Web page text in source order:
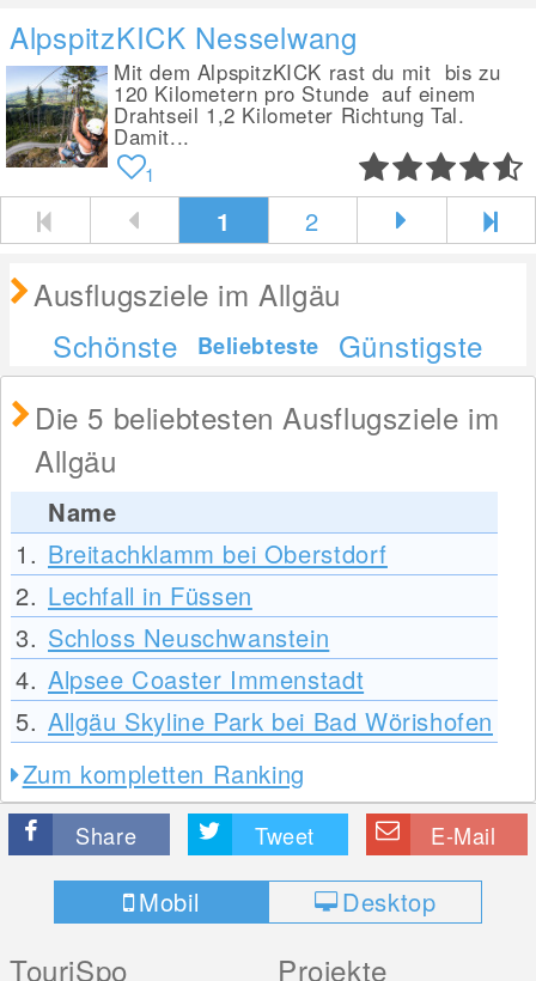
AlpspitzKICK Nesselwang
Mit dem AlpspitzKICK rast du mit bis zu
120 Kilometern pro Stunde auf einem
Drahtseil 1,2 Kilometer Richtung Tal.
Damit...
1
1 2
Ausflugsziele im Allgäu
Schönste
Beliebteste
Günstigste
Die 5 beliebtesten Ausflugsziele im
Allgäu
Name
1. Breitachklamm bei Oberstdorf
2. Lechfall in Füssen
3. Schloss Neuschwanstein
4. Alpsee Coaster Immenstadt
5. Allgäu Skyline Park bei Bad Wörishofen
Zum kompletten Ranking
Share Tweet E-Mail
Mobil Desktop
TouriSpo Projekte